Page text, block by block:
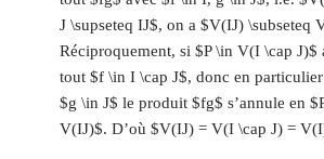
J \supseteq IJ$, on a $V(IJ) \subseteq
Réciproquement, si $P \in V(I \cap J)$
tout $f \in I \cap J$, donc en
$g \in J$ le produit $fg$ s’annule en
V(IJ)$. D’où $V(IJ) = V(I \cap J) =